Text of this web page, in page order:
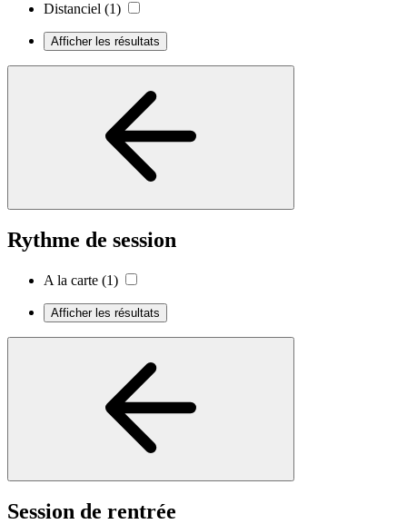
Distanciel (1)
Afficher les résultats
Rythme de session
A la carte (1)
Afficher les résultats
Session de rentrée